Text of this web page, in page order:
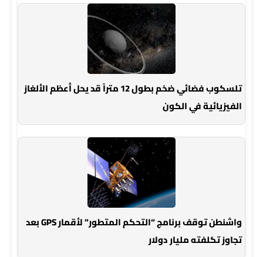
تلسكوب فضائي ضخم بطول 12 متراً قد يحل أعظم الألغاز
الفيزيائية في الكون
واشنطن توقف برنامج “التحكم المتطور” لأقمار GPS بعد
تجاوز تكلفته مليار دولار